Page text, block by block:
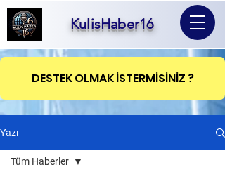
KulisHaber16
DESTEK OLMAK İSTERMİSİNİZ ?
Yazı
Tüm Haberler